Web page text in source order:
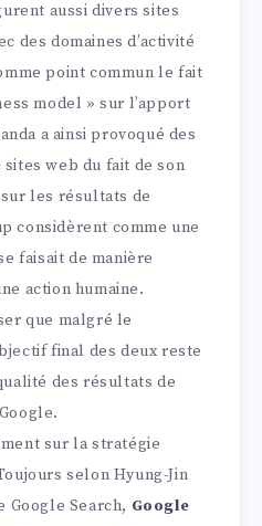
aussi divers sites
des domaines d’activité
point commun le fait
model » sur l’apport
a ainsi provoqué des
web du fait de son
les résultats de
considèrent comme une
faisait de manière
action humaine.
que malgré le
final des deux reste
des résultats de
sur la stratégie
selon Hyung-Jin
Google Search, Google